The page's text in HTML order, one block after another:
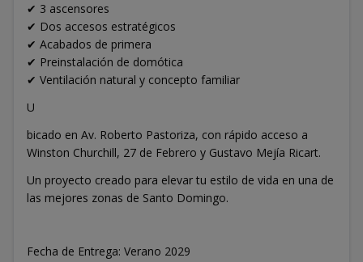
✔ 3 ascensores
✔ Dos accesos estratégicos
✔ Acabados de primera
✔ Preinstalación de domótica
✔ Ventilación natural y concepto familiar
U
bicado en Av. Roberto Pastoriza, con rápido acceso a
Winston Churchill, 27 de Febrero y Gustavo Mejía Ricart.
Un proyecto creado para elevar tu estilo de vida en una de
las mejores zonas de Santo Domingo.
Fecha de Entrega: Verano 2029